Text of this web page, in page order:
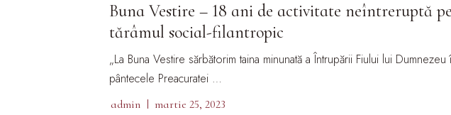
Buna Vestire – 18 ani de activitate neîntreruptă pe
tărâmul social-filantropic
„La Buna Vestire sărbătorim taina minunată a Întrupării Fiului lui Dumnezeu
pântecele Preacuratei …
admin martie 25, 2023